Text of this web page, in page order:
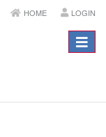
HOME LOGIN
Menú